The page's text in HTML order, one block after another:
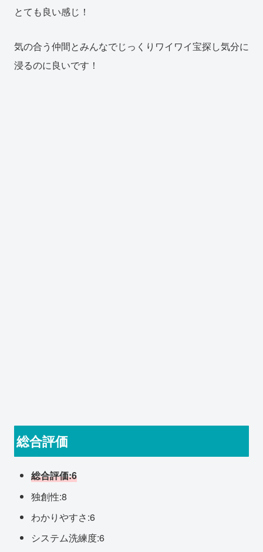
とても良い感じ！
気の合う仲間とみんなでじっくりワイワイ宝探し気分に
浸るのに良いです！
総合評価
総合評価:6
独創性:8
わかりやすさ:6
システム洗練度:6